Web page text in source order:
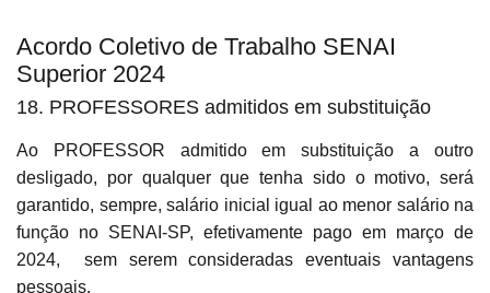
Acordo Coletivo de Trabalho SENAI
Superior 2024
18. PROFESSORES admitidos em substituição
Ao PROFESSOR admitido em substituição a outro
desligado, por qualquer que tenha sido o motivo, será
garantido, sempre, salário inicial igual ao menor salário na
função no SENAI-SP, efetivamente pago em março de
2024, sem serem consideradas eventuais vantagens
pessoais.